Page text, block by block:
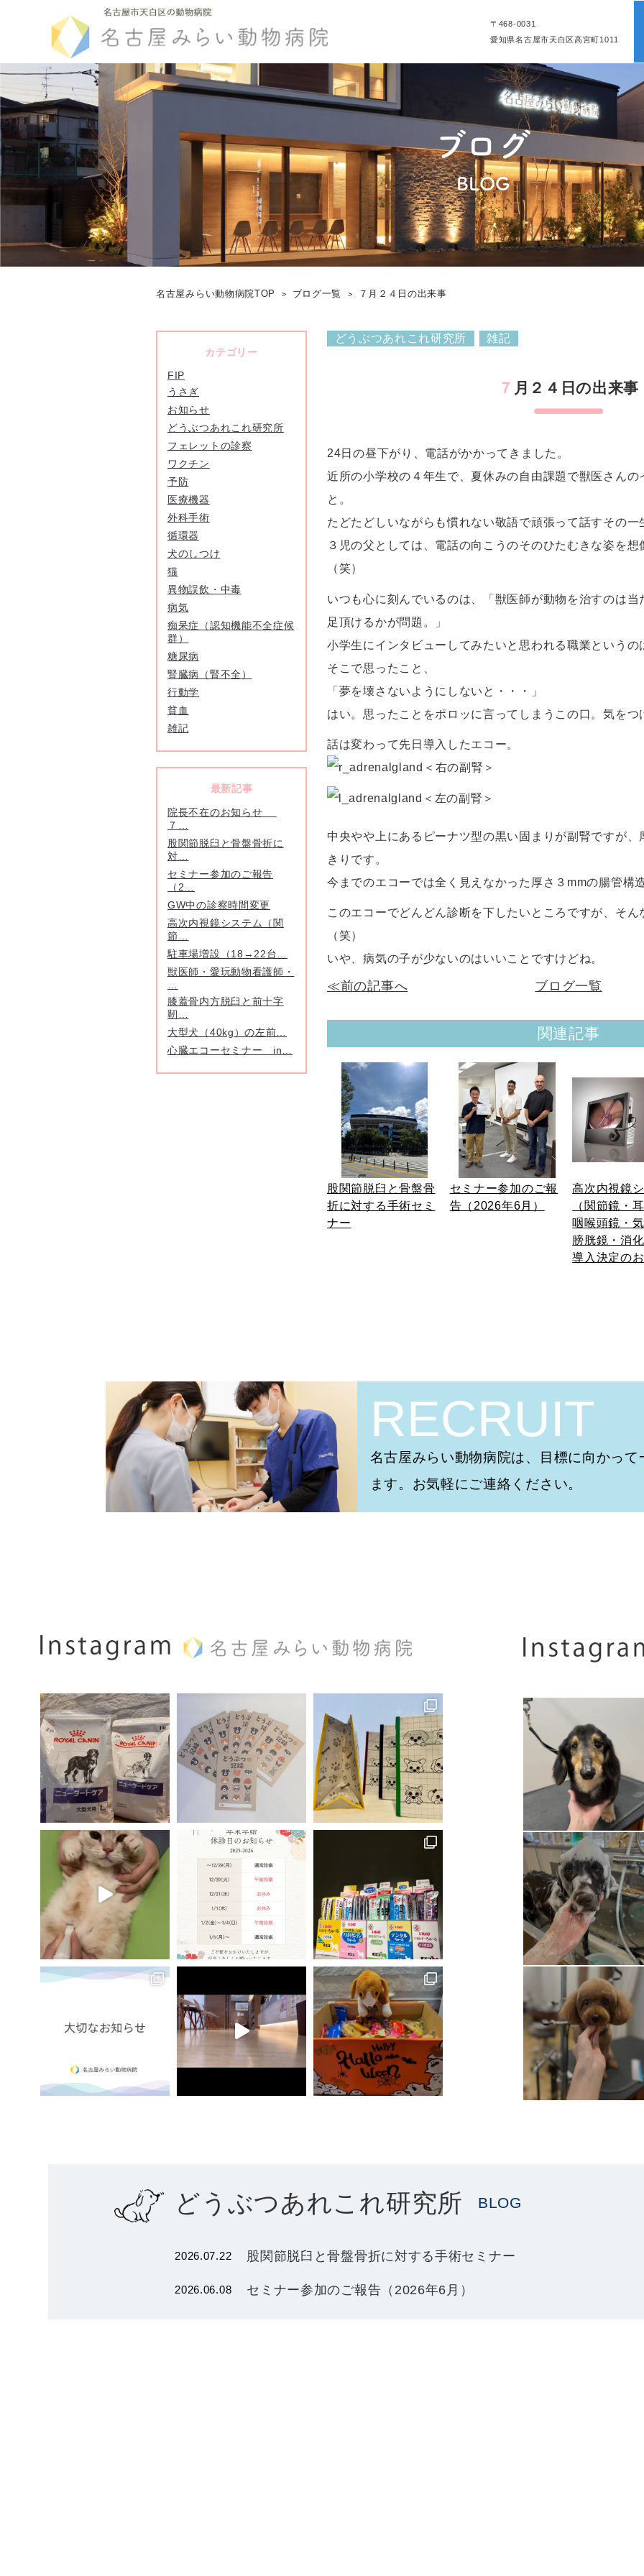
〒468-0031
愛知県名古屋市天白区高宮町1011
ブログ
BLOG
名古屋みらい動物病院TOP ブログ一覧 ７月２４日の出来事
どうぶつあれこれ研究所 雑記
７月２４日の出来事
24日の昼下がり、電話がかかってきました。
近所の小学校の４年生で、夏休みの自由課題で獣医さん
と。
たどたどしいながらも慣れない敬語で頑張って話すその一
３児の父としては、電話の向こうのそのひたむきな姿を
（笑）
いつも心に刻んでいるのは、「獣医師が動物を治すのは
足頂けるかが問題。」
小学生にインタビューしてみたいと思われる職業という
そこで思ったこと、
「夢を壊さないようにしないと・・・」
はい。思ったことをポロッに言ってしまうこの口。気をつ
話は変わって先日導入したエコー。
＜右の副腎＞
＜左の副腎＞
中央やや上にあるピーナツ型の黒い固まりが副腎ですが
きりです。
今までのエコーでは全く見えなかった厚さ３mmの腸管構
このエコーでどんどん診断を下したいところですが、そ
（笑）
いや、病気の子が少ないのはいいことですけどね。
≪前の記事へ ブログ一覧
関連記事
股関節脱臼と骨盤骨
折に対する手術セミ
ナー
セミナー参加のご報
告（2026年6月）
高次内視鏡
（関節鏡・
咽喉頭鏡・
膀胱鏡・消
導入決定の
カテゴリー
FIP
うさぎ
お知らせ
どうぶつあれこれ研究所
フェレットの診察
ワクチン
予防
医療機器
外科手術
循環器
犬のしつけ
猫
異物誤飲・中毒
病気
痴呆症（認知機能不全症候
群）
糖尿病
腎臓病（腎不全）
行動学
貧血
雑記
最新記事
院長不在のお知らせ
７…
股関節脱臼と骨盤骨折に
対…
セミナー参加のご報告
（2…
GW中の診察時間変更
高次内視鏡システム（関
節…
駐車場増設（18→22台…
獣医師・愛玩動物看護師・
膝蓋骨内方脱臼と前十字
靭…
大型犬（40kg）の左前…
心臓エコーセミナー in…
RECRUIT
名古屋みらい動物病院は、目標に向かっ
ます。お気軽にご連絡ください。
どうぶつあれこれ研究所 BLOG
2026.07.22 股関節脱臼と骨盤骨折に対する手術セミナー
2026.06.08 セミナー参加のご報告（2026年6月）